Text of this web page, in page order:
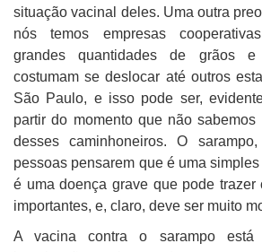
situação vacinal deles. Uma outra
nós temos empresas
grandes quantidades de grãos e
costumam se deslocar até outros
São Paulo, e isso pode ser,
partir do momento que não sabemos
desses caminhoneiros. O
pessoas pensarem que é uma
é uma doença grave que pode trazer
importantes, e, claro, deve ser muito
A vacina contra o sarampo está